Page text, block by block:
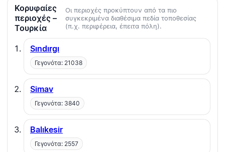
Κορυφαίες
περιοχές –
Τουρκία
Οι περιοχές προκύπτουν από τα πιο
συγκεκριμένα διαθέσιμα πεδία τοποθεσίας
(π.χ. περιφέρεια, έπειτα πόλη).
Sındırgı
Γεγονότα: 21038
Simav
Γεγονότα: 3840
Balıkesir
Γεγονότα: 2557